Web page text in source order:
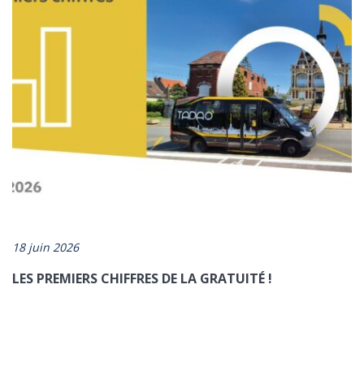
18 juin 2026
LES PREMIERS CHIFFRES DE LA GRATUITÉ !